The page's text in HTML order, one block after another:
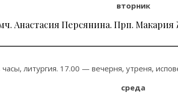
вторник
Анастасия Персянина. Прп. Макария
литургия. 17.00 — вечерня, утреня,
среда